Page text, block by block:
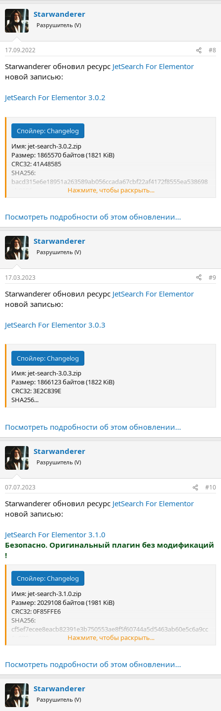
Starwanderer
Разрушитель (V)
17.09.2022 #8
Starwanderer обновил ресурс JetSearch For Elementor
новой записью:
JetSearch For Elementor 3.0.2
Спойлер:Changelog
Имя: jet-search-3.0.2.zip
Размер: 1865570 байтов (1821 KiB)
CRC32: 41A48585
SHA256:
bacd315e6e18951a263589ab056ccada67cbf22af4172f8555ea538698
SHA1: 883b1582e60437703422e53b33eb632e0149bbf2
Нажмите, чтобы раскрыть...
Посмотреть подробности об этом обновлении...
Starwanderer
Разрушитель (V)
17.03.2023 #9
Starwanderer обновил ресурс JetSearch For Elementor
новой записью:
JetSearch For Elementor 3.0.3
Спойлер:Changelog
Имя: jet-search-3.0.3.zip
Размер: 1866123 байтов (1822 KiB)
CRC32: 3E2C839E
SHA256...
Посмотреть подробности об этом обновлении...
Starwanderer
Разрушитель (V)
07.07.2023 #10
Starwanderer обновил ресурс JetSearch For Elementor
новой записью:
JetSearch For Elementor 3.1.0
Безопасно. Оригинальный плагин без модификаций
!
Спойлер:Changelog
Имя: jet-search-3.1.0.zip
Размер: 2029108 байтов (1981 KiB)
CRC32: 0F85FFE6
SHA256:
cf5ef7ecee8eacb82391e3b750553ae8f5f60744a5d5463ab60e5c6a9cc
SHA1: 5ea5bf9cbdd0cad75ede9cac3d26159f7b5fb4dc
Нажмите, чтобы раскрыть...
Посмотреть подробности об этом обновлении...
Starwanderer
Разрушитель (V)